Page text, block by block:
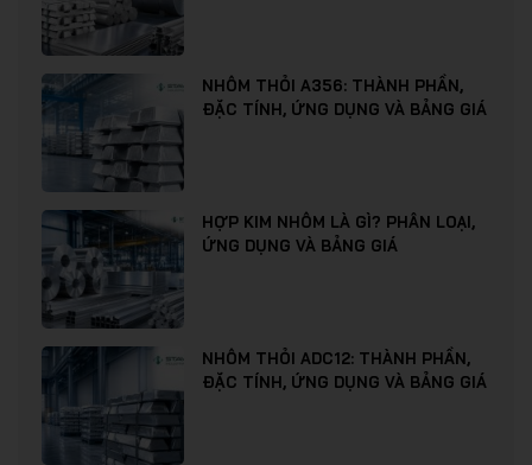
NHÔM THỎI A356: THÀNH PHẦN,
ĐẶC TÍNH, ỨNG DỤNG VÀ BẢNG GIÁ
HỢP KIM NHÔM LÀ GÌ? PHÂN LOẠI,
ỨNG DỤNG VÀ BẢNG GIÁ
NHÔM THỎI ADC12: THÀNH PHẦN,
ĐẶC TÍNH, ỨNG DỤNG VÀ BẢNG GIÁ